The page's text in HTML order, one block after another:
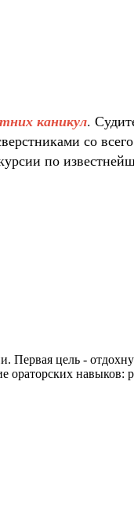
каникул.
со
по
Первая цель -